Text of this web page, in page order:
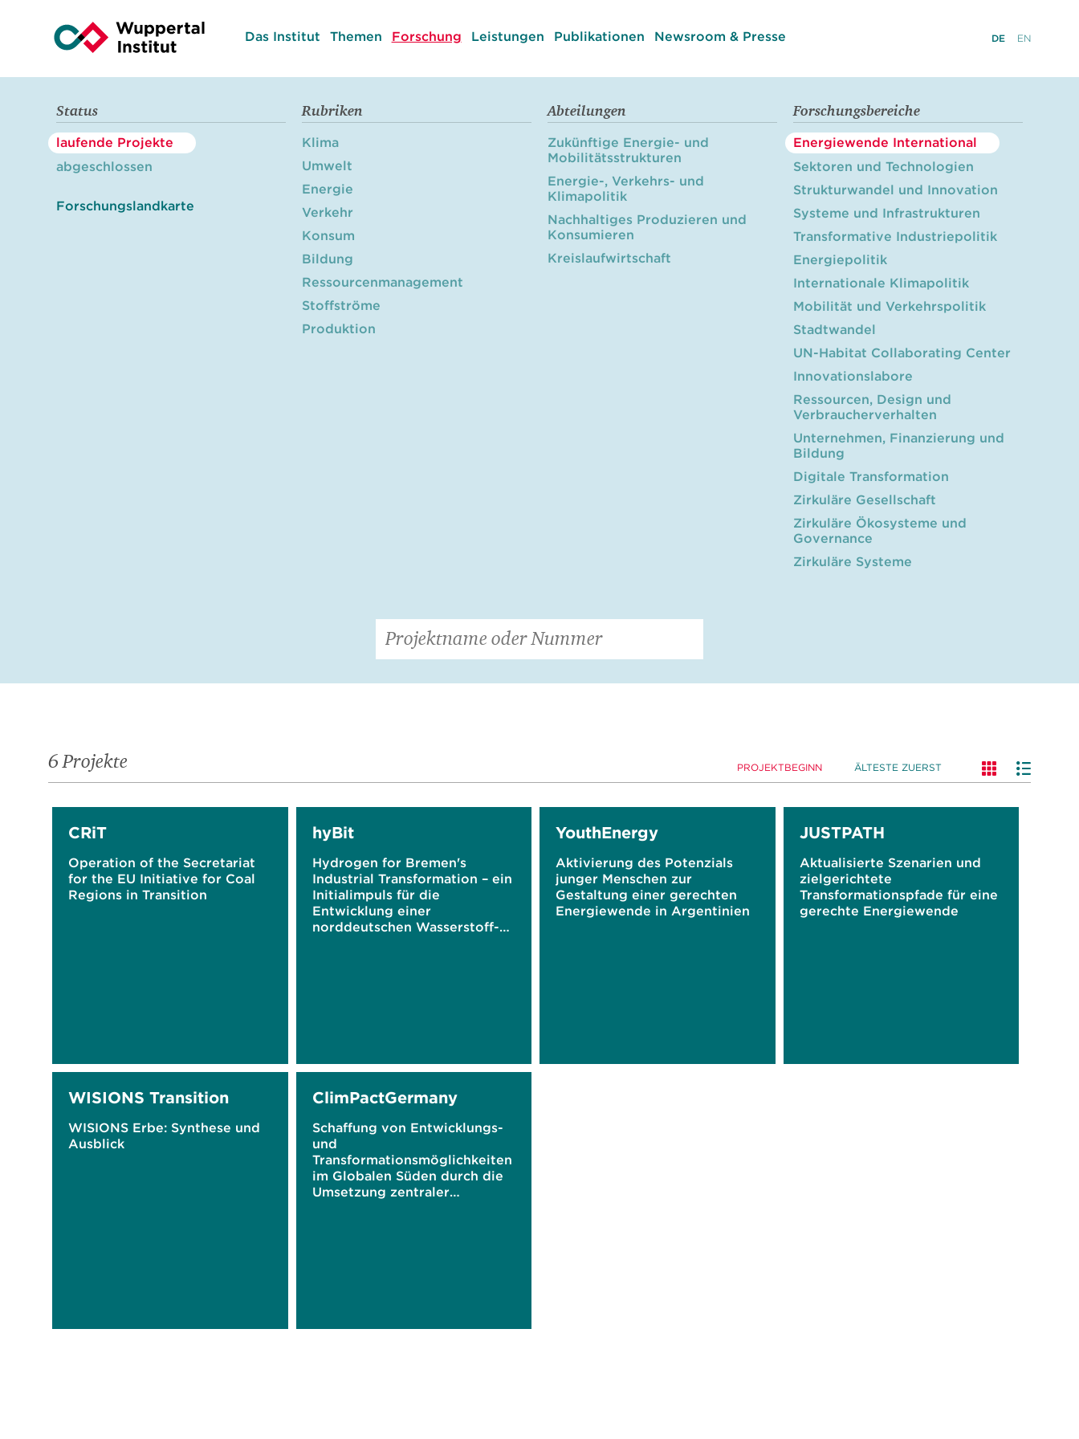
Das Institut Themen Forschung Leistungen Publikationen Newsroom & Presse DE EN
Status
laufende Projekte
abgeschlossen
Forschungslandkarte
Rubriken
Klima
Umwelt
Energie
Verkehr
Konsum
Bildung
Ressourcenmanagement
Stoffströme
Produktion
Abteilungen
Zukünftige Energie- und
Mobilitätsstrukturen
Energie-, Verkehrs- und
Klimapolitik
Nachhaltiges Produzieren und
Konsumieren
Kreislaufwirtschaft
Forschungsbereiche
Energiewende International
Sektoren und Technologien
Strukturwandel und Innovation
Systeme und Infrastrukturen
Transformative Industriepolitik
Energiepolitik
Internationale Klimapolitik
Mobilität und Verkehrspolitik
Stadtwandel
UN-Habitat Collaborating Center
Innovationslabore
Ressourcen, Design und
Verbraucherverhalten
Unternehmen, Finanzierung und
Bildung
Digitale Transformation
Zirkuläre Gesellschaft
Zirkuläre Ökosysteme und
Governance
Zirkuläre Systeme
6 Projekte PROJEKTBEGINN ÄLTESTE ZUERST
CRiT
Operation of the Secretariat
for the EU Initiative for Coal
Regions in Transition
hyBit
Hydrogen for Bremen's
Industrial Transformation – ein
Initialimpuls für die
Entwicklung einer
norddeutschen Wasserstoff-
YouthEnergy
Aktivierung des Potenzials
junger Menschen zur
Gestaltung einer gerechten
Energiewende in Argentinien
JUSTPATH
Aktualisierte Szenarien und
zielgerichtete
Transformationspfade für eine
gerechte Energiewende
WISIONS Transition
WISIONS Erbe: Synthese und
Ausblick
ClimPactGermany
Schaffung von Entwicklungs-
und
Transformationsmöglichkeiten
im Globalen Süden durch die
Umsetzung zentraler